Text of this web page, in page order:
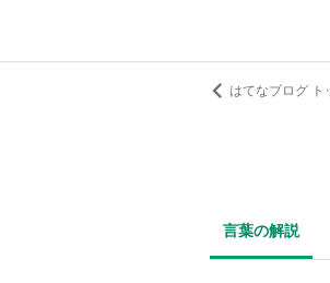
はてなブログ ト
言葉の解説